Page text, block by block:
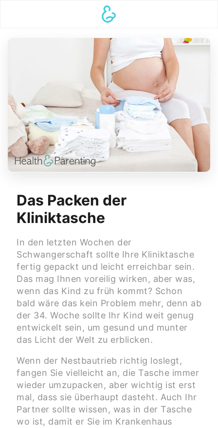
Das Packen der
Kliniktasche
In den letzten Wochen der
Schwangerschaft sollte Ihre Kliniktasche
fertig gepackt und leicht erreichbar sein.
Das mag Ihnen voreilig wirken, aber was,
wenn das Kind zu früh kommt? Schon
bald wäre das kein Problem mehr, denn ab
der 34. Woche sollte Ihr Kind weit genug
entwickelt sein, um gesund und munter
das Licht der Welt zu erblicken.
Wenn der Nestbautrieb richtig loslegt,
fangen Sie vielleicht an, die Tasche immer
wieder umzupacken, aber wichtig ist erst
mal, dass sie überhaupt dasteht. Auch Ihr
Partner sollte wissen, was in der Tasche
wo ist, damit er Sie im Krankenhaus